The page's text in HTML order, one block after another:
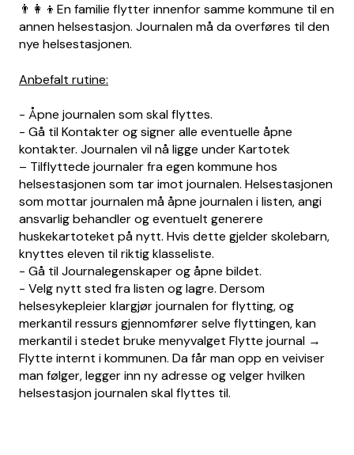
👨‍👩‍👦En familie flytter innenfor samme kommune til en
annen helsestasjon. Journalen må da overføres til den
nye helsestasjonen.
Anbefalt rutine:
- Åpne journalen som skal flyttes.
- Gå til Kontakter og signer alle eventuelle åpne
kontakter. Journalen vil nå ligge under Kartotek
– Tilflyttede journaler fra egen kommune hos
helsestasjonen som tar imot journalen. Helsestasjonen
som mottar journalen må åpne journalen i listen, angi
ansvarlig behandler og eventuelt generere
huskekartoteket på nytt. Hvis dette gjelder skolebarn,
knyttes eleven til riktig klasseliste.
- Gå til Journalegenskaper og åpne bildet.
- Velg nytt sted fra listen og lagre. Dersom
helsesykepleier klargjør journalen for flytting, og
merkantil ressurs gjennomfører selve flyttingen, kan
merkantil i stedet bruke menyvalget Flytte journal →
Flytte internt i kommunen. Da får man opp en veiviser
man følger, legger inn ny adresse og velger hvilken
helsestasjon journalen skal flyttes til.